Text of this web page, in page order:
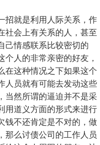
招就是利用人际关系，作
社会上有关系的人，甚至
己情感联系比较密切的
个人的非常亲密的好友，
在这种情况之下如果这个
人员就有可能去发动这些
当然所谓的逼迫并不是采
用道义方面的形式来进行
钱不还肯定是不对的，做
那么讨债公司的工作人员